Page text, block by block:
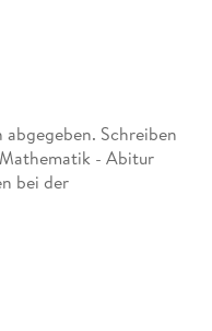
Schreiben
Mathematik - Abitur
bei der